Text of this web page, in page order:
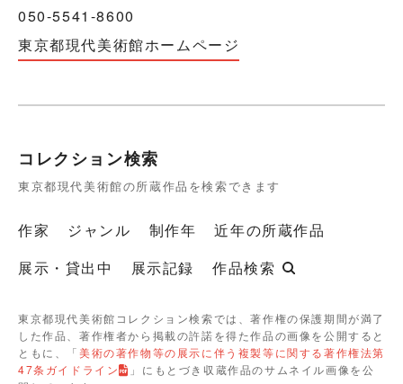
050-5541-8600
東京都現代美術館ホームページ
コレクション検索
東京都現代美術館の所蔵作品を検索できます
作家 ジャンル 制作年
近年の所蔵作品
展示・貸出中
展示記録 作品検索
東京都現代美術館コレクション検索では、著作権の保護期間が満了
した作品、著作権者から掲載の許諾を得た作品の画像を公開すると
ともに、「美術の著作物等の展示に伴う複製等に関する著作権法第
47条ガイドライン
」にもとづき収蔵作品のサムネイル画像を公